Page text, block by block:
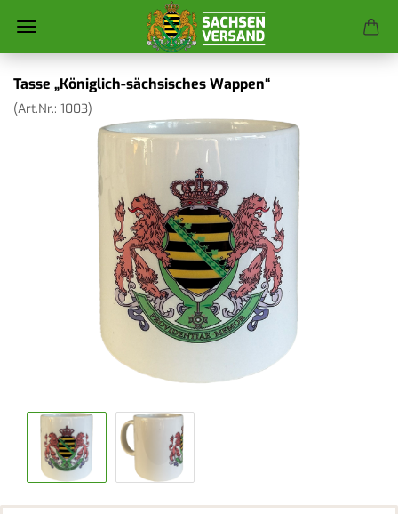
Tasse „Königlich-sächsisches Wappen“
(Art.Nr.: 1003)